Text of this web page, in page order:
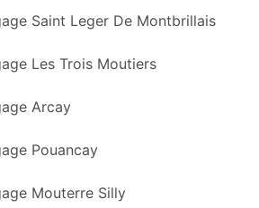
Saint Leger De Montbrillais
Les Trois Moutiers
Arcay
Pouancay
Mouterre Silly